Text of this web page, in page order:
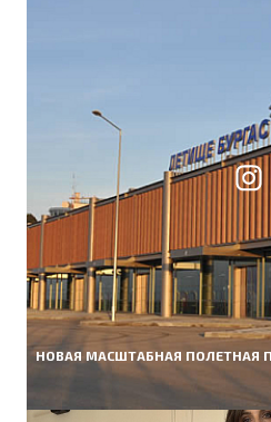
НОВАЯ МАСШТАБНАЯ ПОЛЕТНАЯ